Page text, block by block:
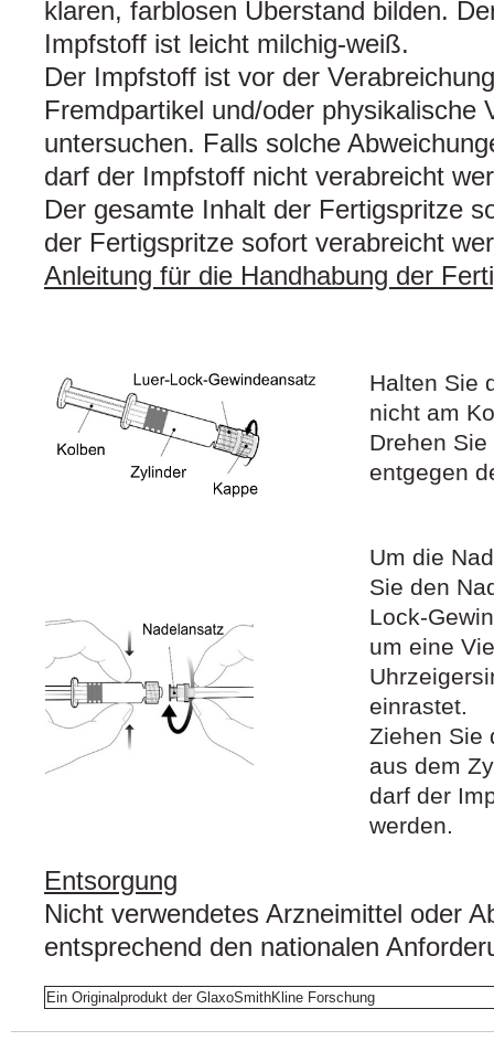
klaren, farblosen Überstand bilden.
Impfstoff ist leicht milchig-weiß.
Der Impfstoff ist vor der
Fremdpartikel und/oder physikalische
untersuchen. Falls solche
darf der Impfstoff nicht verabreicht
Der gesamte Inhalt der Fertigspritze
der Fertigspritze sofort verabreicht
Anleitung für die Handhabung der
Halten Sie
nicht am
Drehen
entgegen
Um die
Sie den
Lock-
um eine
einrastet.
Ziehen Sie
aus dem
darf der
werden.
Entsorgung
Nicht verwendetes Arzneimittel oder
entsprechend den nationalen
Ein Originalprodukt der GlaxoSmithKline Forschung